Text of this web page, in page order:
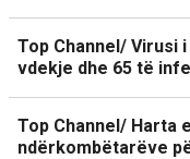
Top Channel/ Virusi
vdekje dhe 65 të
Top Channel/ Harta
ndërkombëtarëve